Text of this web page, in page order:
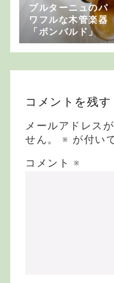
ブルターニュのパ
ワフルな木管楽器
「ボンバルド」
コメントを残す
メールアドレス
せん。
※ が付い
コメント ※